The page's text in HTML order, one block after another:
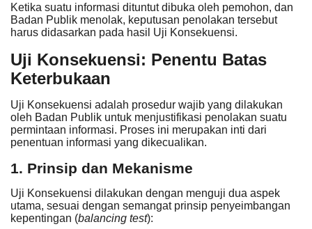
Ketika suatu informasi dituntut dibuka oleh pemohon, dan
Badan Publik menolak, keputusan penolakan tersebut
harus didasarkan pada hasil Uji Konsekuensi.
Uji Konsekuensi: Penentu Batas
Keterbukaan
Uji Konsekuensi adalah prosedur wajib yang dilakukan
oleh Badan Publik untuk menjustifikasi penolakan suatu
permintaan informasi. Proses ini merupakan inti dari
penentuan informasi yang dikecualikan.
1. Prinsip dan Mekanisme
Uji Konsekuensi dilakukan dengan menguji dua aspek
utama, sesuai dengan semangat prinsip penyeimbangan
kepentingan (balancing test):